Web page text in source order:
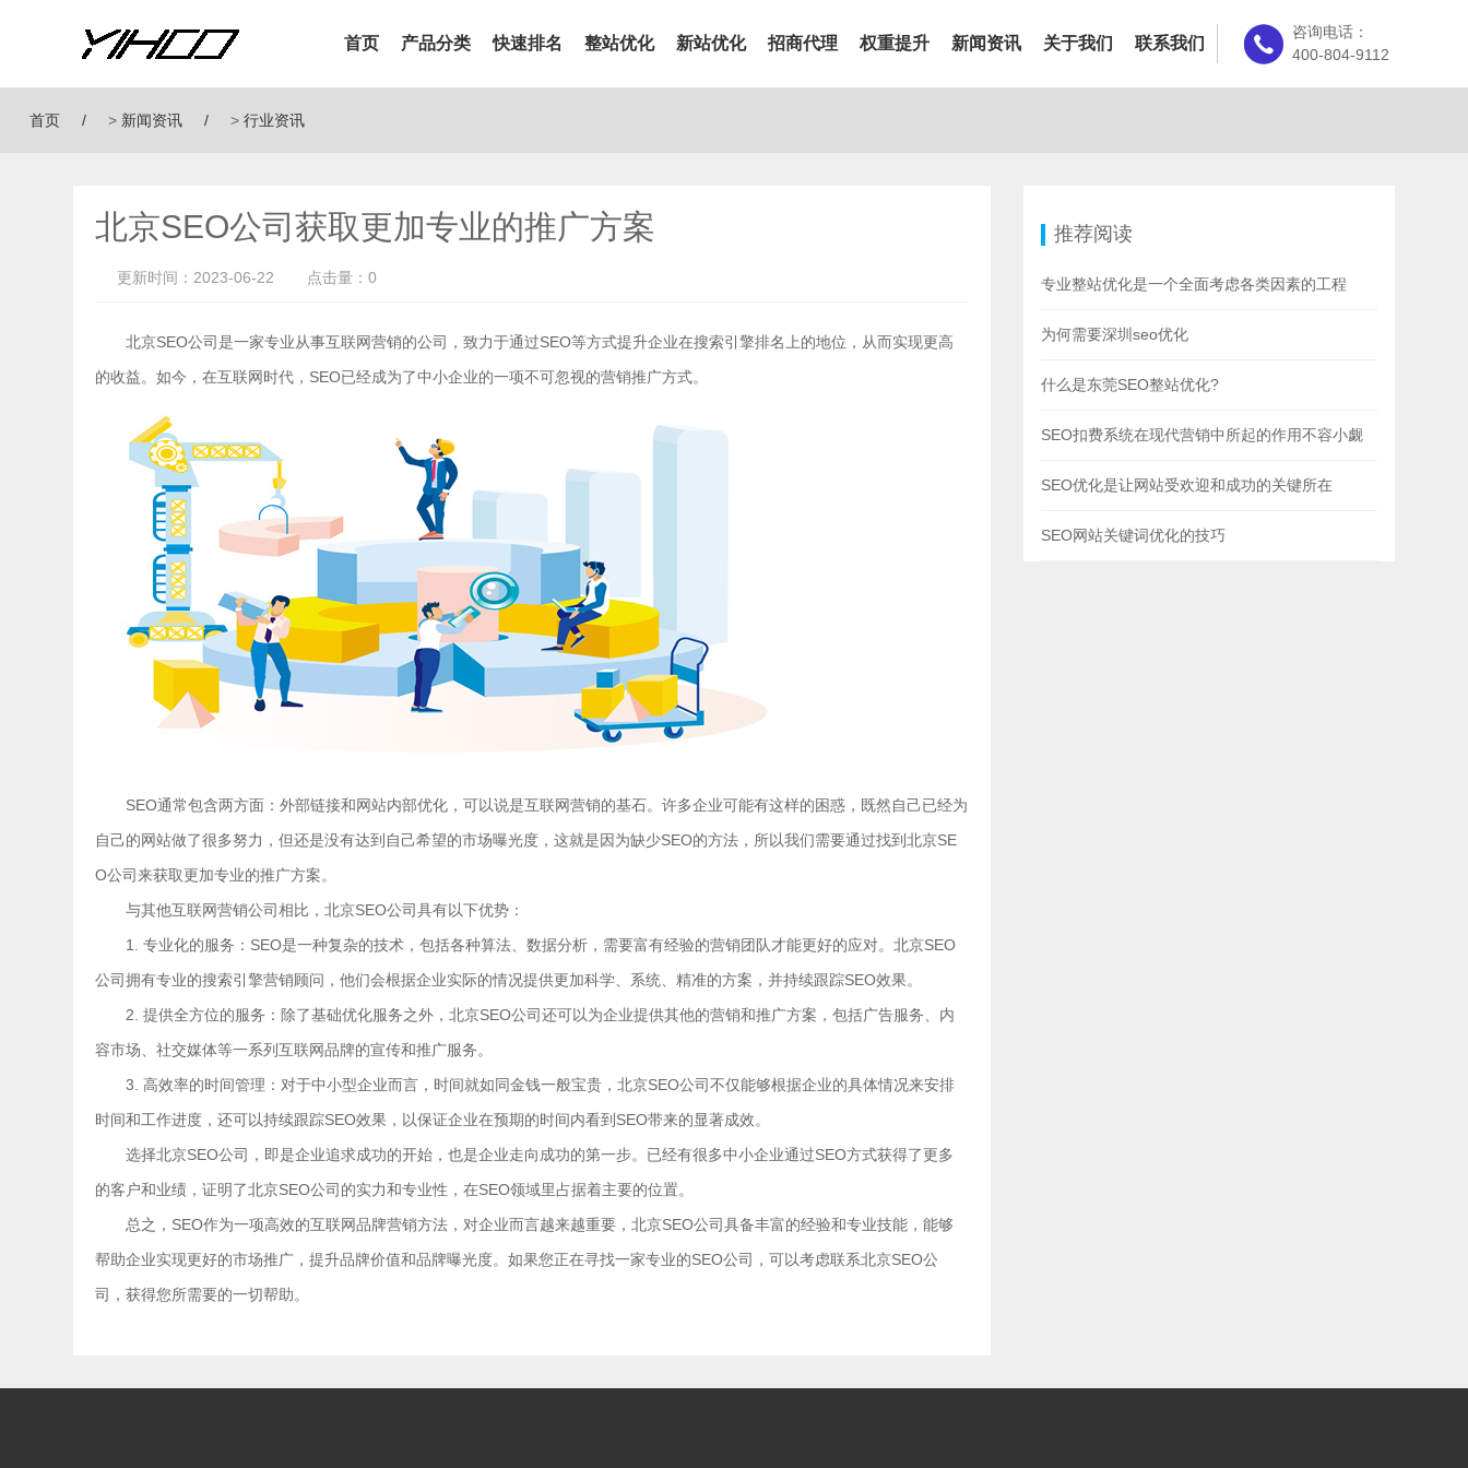
首页 产品分类 快速排名 整站优化 新站优化 招商代理 权重提升 新闻资讯 关于我们 联系我们
咨询电话：
400-804-9112
首页 > 新闻资讯 > 行业资讯
北京SEO公司获取更加专业的推广方案
更新时间：2023-06-22 点击量：0
北京SEO公司是一家专业从事互联网营销的公司，致力于通过SEO等方式提升企业在搜索引擎排名上的地位，从而实现更高
的收益。如今，在互联网时代，SEO已经成为了中小企业的一项不可忽视的营销推广方式。
SEO通常包含两方面：外部链接和网站内部优化，可以说是互联网营销的基石。许多企业可能有这样的困惑，既然自己已经为
自己的网站做了很多努力，但还是没有达到自己希望的市场曝光度，这就是因为缺少SEO的方法，所以我们需要通过找到北京SE
O公司来获取更加专业的推广方案。
与其他互联网营销公司相比，北京SEO公司具有以下优势：
1. 专业化的服务：SEO是一种复杂的技术，包括各种算法、数据分析，需要富有经验的营销团队才能更好的应对。北京SEO
公司拥有专业的搜索引擎营销顾问，他们会根据企业实际的情况提供更加科学、系统、精准的方案，并持续跟踪SEO效果。
2. 提供全方位的服务：除了基础优化服务之外，北京SEO公司还可以为企业提供其他的营销和推广方案，包括广告服务、内
容市场、社交媒体等一系列互联网品牌的宣传和推广服务。
3. 高效率的时间管理：对于中小型企业而言，时间就如同金钱一般宝贵，北京SEO公司不仅能够根据企业的具体情况来安排
时间和工作进度，还可以持续跟踪SEO效果，以保证企业在预期的时间内看到SEO带来的显著成效。
选择北京SEO公司，即是企业追求成功的开始，也是企业走向成功的第一步。已经有很多中小企业通过SEO方式获得了更多
的客户和业绩，证明了北京SEO公司的实力和专业性，在SEO领域里占据着主要的位置。
总之，SEO作为一项高效的互联网品牌营销方法，对企业而言越来越重要，北京SEO公司具备丰富的经验和专业技能，能够
帮助企业实现更好的市场推广，提升品牌价值和品牌曝光度。如果您正在寻找一家专业的SEO公司，可以考虑联系北京SEO公
司，获得您所需要的一切帮助。
推荐阅读
专业整站优化是一个全面考虑各类因素的工程
为何需要深圳seo优化
什么是东莞SEO整站优化?
SEO扣费系统在现代营销中所起的作用不容小觑
SEO优化是让网站受欢迎和成功的关键所在
SEO网站关键词优化的技巧